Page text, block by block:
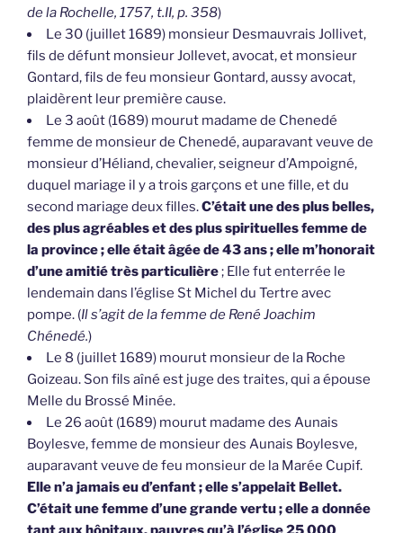
de la Rochelle, 1757, t.II, p. 358)
Le 30 (juillet 1689) monsieur Desmauvrais Jollivet,
fils de défunt monsieur Jollevet, avocat, et monsieur
Gontard, fils de feu monsieur Gontard, aussy avocat,
plaidèrent leur première cause.
Le 3 août (1689) mourut madame de Chenedé
femme de monsieur de Chenedé, auparavant veuve de
monsieur d’Héliand, chevalier, seigneur d’Ampoigné,
duquel mariage il y a trois garçons et une fille, et du
second mariage deux filles.C’était une des plus belles,
des plus agréables et des plus spirituelles femme de
la province ; elle était âgée de 43 ans ; elle m’honorait
d’une amitié très particulière; Elle fut enterrée le
lendemain dans l’église St Michel du Tertre avec
pompe. (Il s’agit de la femme de René Joachim
Chénedé.)
Le 8 (juillet 1689) mourut monsieur de la Roche
Goizeau. Son fils aîné est juge des traites, qui a épouse
Melle du Brossé Minée.
Le 26 août (1689) mourut madame des Aunais
Boylesve, femme de monsieur des Aunais Boylesve,
auparavant veuve de feu monsieur de la Marée Cupif.
Elle n’a jamais eu d’enfant ; elle s’appelait Bellet.
C’était une femme d’une grande vertu ; elle a donnée